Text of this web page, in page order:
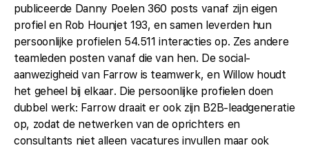
publiceerde Danny Poelen 360 posts vanaf zijn eigen
profiel en Rob Hounjet 193, en samen leverden hun
persoonlijke profielen 54.511 interacties op. Zes andere
teamleden posten vanaf die van hen. De social-
aanwezigheid van Farrow is teamwerk, en Willow houdt
het geheel bij elkaar. Die persoonlijke profielen doen
dubbel werk: Farrow draait er ook zijn B2B-leadgeneratie
op, zodat de netwerken van de oprichters en
consultants niet alleen vacatures invullen maar ook